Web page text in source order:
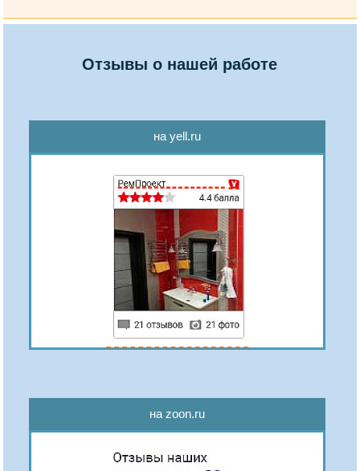
Отзывы о нашей работе
на yell.ru
на zoon.ru